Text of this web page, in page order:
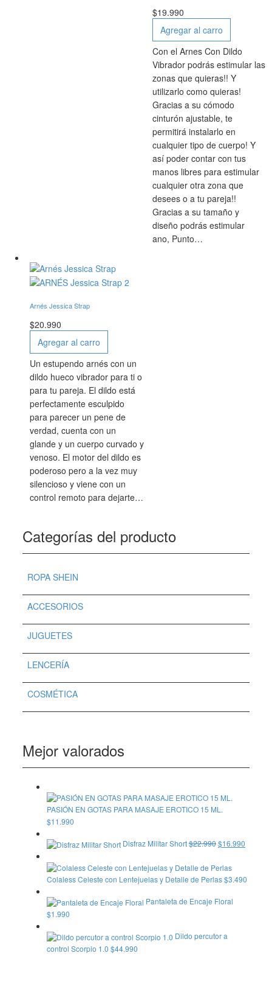
$19.990
Agregar al carro
Con el Arnes Con Dildo
Vibrador podrás estimular las
zonas que quieras!! Y
utilizarlo como quieras!
Gracias a su cómodo
cinturón ajustable, te
permitirá instalarlo en
cualquier tipo de cuerpo! Y
así poder contar con tus
manos libres para estimular
cualquier otra zona que
desees o a tu pareja!!
Gracias a su tamaño y
diseño podrás estimular
ano, Punto…
Arnés Jessica Strap
$20.990
Agregar al carro
Un estupendo arnés con un
dildo hueco vibrador para ti o
para tu pareja. El dildo está
perfectamente esculpido
para parecer un pene de
verdad, cuenta con un
glande y un cuerpo curvado y
venoso. El motor del dildo es
poderoso pero a la vez muy
silencioso y viene con un
control remoto para dejarte…
Categorías del producto
ROPA SHEIN
ACCESORIOS
JUGUETES
LENCERÍA
COSMÉTICA
Mejor valorados
PASIÓN EN GOTAS PARA MASAJE EROTICO 15 ML.
$11.990
Disfraz Militar Short$22.990$16.990
Colaless Celeste con Lentejuelas y Detalle de Perlas$3.490
Pantaleta de Encaje Floral
$1.990
Dildo percutor a
control Scorpio 1.0 $44.990